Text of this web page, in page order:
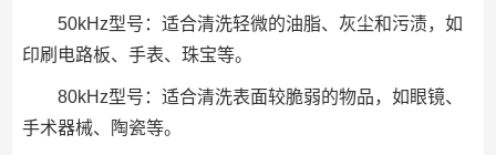
50kHz型号：适合清洗轻微的油脂、灰尘和污渍，如
印刷电路板、手表、珠宝等。
80kHz型号：适合清洗表面较脆弱的物品，如眼镜、
手术器械、陶瓷等。